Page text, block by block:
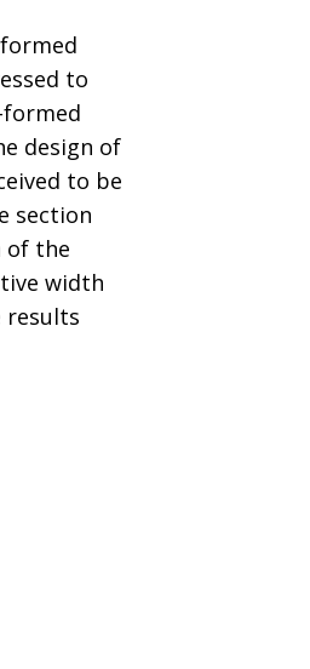
to
design of
to be
section
of the
width
results